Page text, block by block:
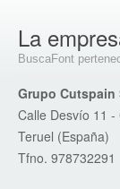
La
BuscaFont
Grupo Cutspain
Calle Desvío 11
Teruel (España)
Tfno. 978732291